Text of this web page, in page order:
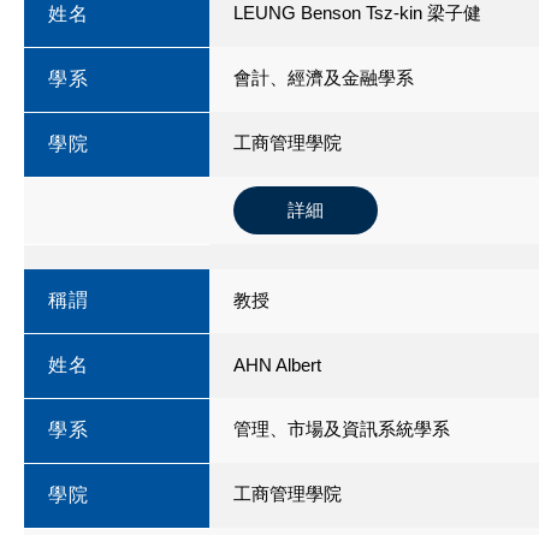
姓名 LEUNG Benson Tsz-kin 梁子健
學系 會計、經濟及金融學系
學院 工商管理學院
詳細
稱謂 教授
姓名 AHN Albert
學系 管理、市場及資訊系統學系
學院 工商管理學院